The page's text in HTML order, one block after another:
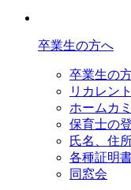
卒業生の方へ
卒業生の
リカレント
ホームカ
保育士の
氏名、住
各種証明
同窓会